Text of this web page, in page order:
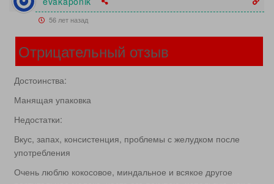
56 лет назад
Отрицательный отзыв
Достоинства:
Манящая упаковка
Недостатки:
Вкус, запах, консистенция, проблемы с желудком после
употребления
Очень люблю кокосовое, миндальное и всякое другое